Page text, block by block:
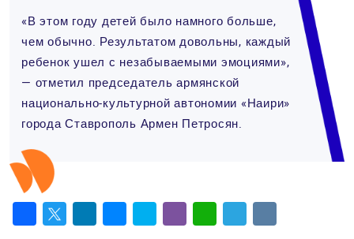
«В этом году детей было намного больше,
чем обычно. Результатом довольны, каждый
ребенок ушел с незабываемыми эмоциями»,
— отметил председатель армянской
национально-культурной автономии «Наири»
города Ставрополь Армен Петросян.